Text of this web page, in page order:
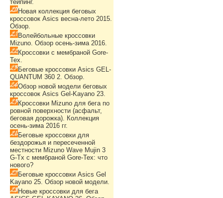
тейпинг.
Новая коллекция беговых
кроссовок Asics весна-лето 2015.
Обзор.
Волейбольные кроссовки
Mizuno. Обзор осень-зима 2016.
Кроссовки с мембраной Gore-
Tex.
Беговые кроссовки Asics GEL-
QUANTUM 360 2. Обзор.
Обзор новой модели беговых
кроссовок Asics Gel-Kayano 23.
Кроссовки Mizuno для бега по
ровной поверхности (асфальт,
беговая дорожка). Коллекция
осень-зима 2016 гг.
Беговые кроссовки для
бездорожья и пересеченной
местности Mizuno Wave Mujin 3
G-Tx с мембраной Gore-Tex: что
нового?
Беговые кроссовки Asics Gel
Kayano 25. Обзор новой модели.
Новые кроссовки для бега